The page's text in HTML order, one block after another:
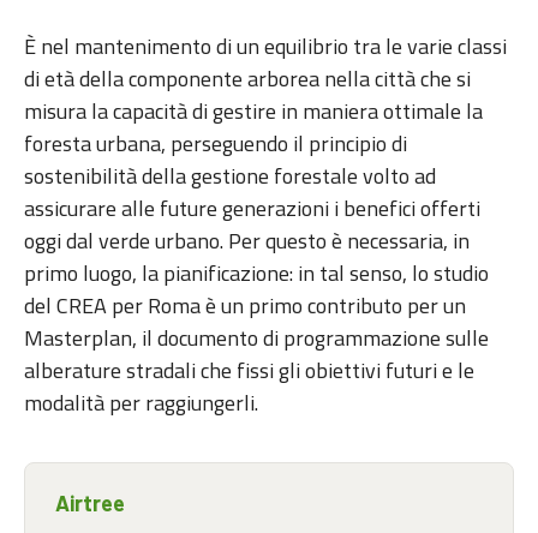
È nel mantenimento di un equilibrio tra le varie classi
di età della componente arborea nella città che si
misura la capacità di gestire in maniera ottimale la
foresta urbana, perseguendo il principio di
sostenibilità della gestione forestale volto ad
assicurare alle future generazioni i benefici offerti
oggi dal verde urbano. Per questo è necessaria, in
primo luogo, la pianificazione: in tal senso, lo studio
del CREA per Roma è un primo contributo per un
Masterplan, il documento di programmazione sulle
alberature stradali che fissi gli obiettivi futuri e le
modalità per raggiungerli.
Airtree